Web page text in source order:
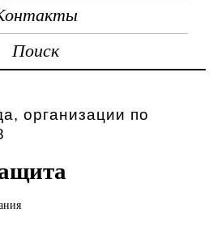
Поиск
организации по